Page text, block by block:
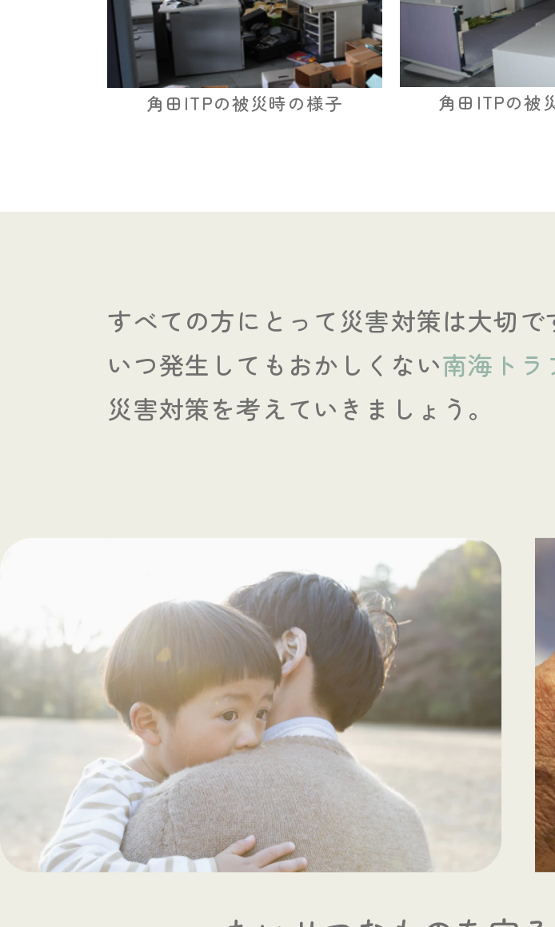
角田ITPの被災時の様子 角田ITPの被
すべての方にとって災害対策は大切で
いつ発生してもおかしくない南海トラ
災害対策を考えていきましょう。